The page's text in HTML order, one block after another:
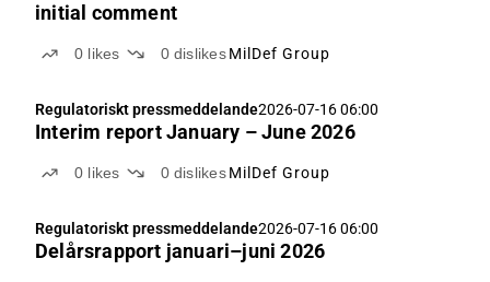
initial comment
0 likes 0 dislikes MilDef Group
Regulatoriskt pressmeddelande2026-07-16 06:00
Interim report January – June 2026
0 likes 0 dislikes MilDef Group
Regulatoriskt pressmeddelande2026-07-16 06:00
Delårsrapport januari–juni 2026